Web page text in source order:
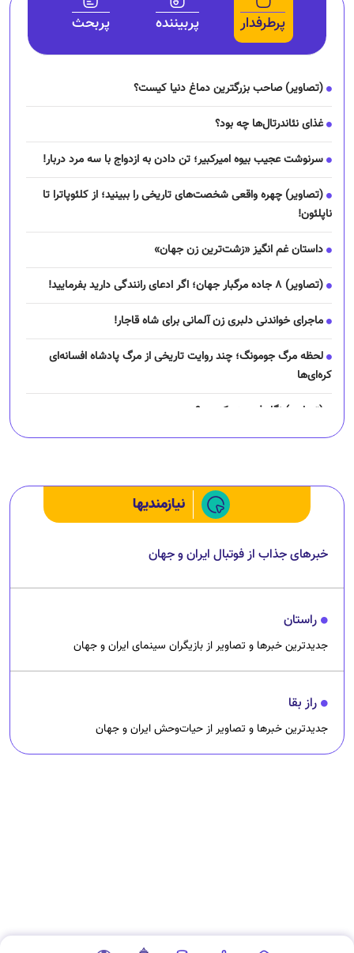
پرطرفدار پربیننده پربحث
(تصاویر) صاحب بزرگترین دماغ دنیا کیست؟
غذای نئاندرتال‌ها چه بود؟
سرنوشت عجیب بیوه امیرکبیر؛ تن دادن به ازدواج با سه مرد دربار!
(تصاویر) چهره واقعی شخصت‌های تاریخی را ببینید؛ از کلئوپاترا تا
ناپلئون!
داستان غم انگیز «زشت‌ترین زن جهان»
(تصاویر) ۸ جاده مرگبار جهان؛ اگر ادعای رانندگی دارید بفرمایید!
ماجرای خواندنی دلبری زن آلمانی برای شاه قاجار!
لحظه مرگ جومونگ؛ چند روایت تاریخی از مرگ پادشاه افسانه‌ای
کره‌ای‌ها
(تصاویر) نگار فرهمند کیست؟
نیازمندیها
خبرهای جذاب از فوتبال ایران و جهان
راستان
جدیدترین خبرها و تصاویر از بازیگران سینمای ایران و جهان
راز بقا
جدیدترین خبرها و تصاویر از حیات‌وحش ایران و جهان